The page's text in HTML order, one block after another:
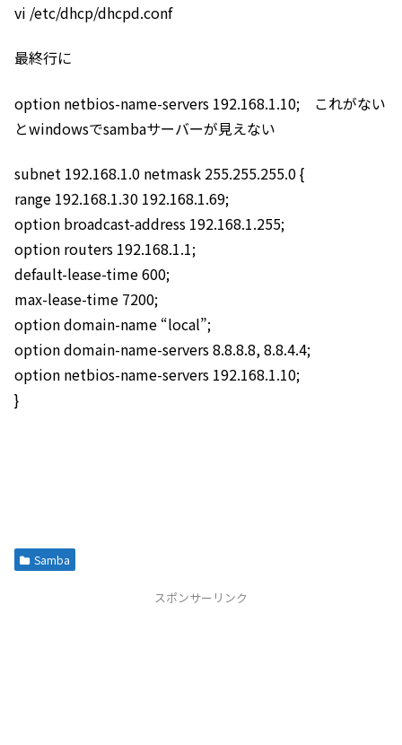
vi /etc/dhcp/dhcpd.conf
最終行に
option netbios-name-servers 192.168.1.10; これがない
とwindowsでsambaサーバーが見えない
subnet 192.168.1.0 netmask 255.255.255.0 {
range 192.168.1.30 192.168.1.69;
option broadcast-address 192.168.1.255;
option routers 192.168.1.1;
default-lease-time 600;
max-lease-time 7200;
option domain-name “local”;
option domain-name-servers 8.8.8.8, 8.8.4.4;
option netbios-name-servers 192.168.1.10;
}
Samba
スポンサーリンク